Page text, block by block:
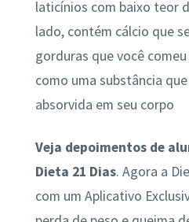
laticínios com baixo teor
lado, contém cálcio que
gorduras que você
como uma substância
absorvida em seu corpo
Veja depoimentos de
Dieta 21 Dias. Agora a
com um Aplicativo